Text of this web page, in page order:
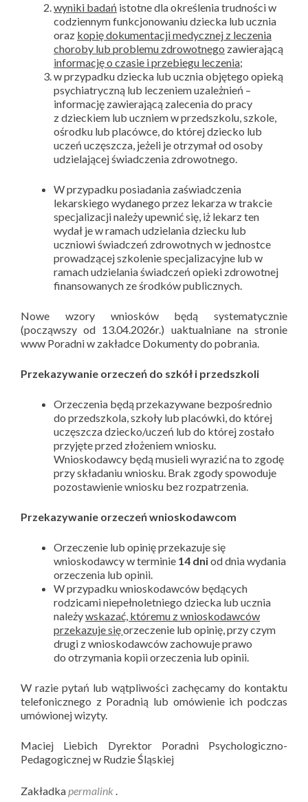
wyniki badań istotne dla określenia trudności w
codziennym funkcjonowaniu dziecka lub ucznia
oraz kopię dokumentacji medycznej z leczenia
choroby lub problemu zdrowotnego zawierającą
informację o czasie i przebiegu leczenia;
w przypadku dziecka lub ucznia objętego opieką
psychiatryczną lub leczeniem uzależnień –
informację zawierającą zalecenia do pracy
z dzieckiem lub uczniem w przedszkolu, szkole,
ośrodku lub placówce, do której dziecko lub
uczeń uczęszcza, jeżeli je otrzymał od osoby
udzielającej świadczenia zdrowotnego.
W przypadku posiadania zaświadczenia
lekarskiego wydanego przez lekarza w trakcie
specjalizacji należy upewnić się, iż lekarz ten
wydał je w ramach udzielania dziecku lub
uczniowi świadczeń zdrowotnych w jednostce
prowadzącej szkolenie specjalizacyjne lub w
ramach udzielania świadczeń opieki zdrowotnej
finansowanych ze środków publicznych.
Nowe wzory wniosków będą systematycznie
(począwszy od 13.04.2026r.) uaktualniane na stronie
www Poradni w zakładce Dokumenty do pobrania.
Przekazywanie orzeczeń do szkół i przedszkoli
Orzeczenia będą przekazywane bezpośrednio
do przedszkola, szkoły lub placówki, do której
uczęszcza dziecko/uczeń lub do której zostało
przyjęte przed złożeniem wniosku.
Wnioskodawcy będą musieli wyrazić na to zgodę
przy składaniu wniosku. Brak zgody spowoduje
pozostawienie wniosku bez rozpatrzenia.
Przekazywanie orzeczeń wnioskodawcom
Orzeczenie lub opinię przekazuje się
wnioskodawcy w terminie 14 dniod dnia wydania
orzeczenia lub opinii.
W przypadku wnioskodawców będących
rodzicami niepełnoletniego dziecka lub ucznia
należywskazać, któremu z wnioskodawców
przekazuje sięorzeczenie lub opinię, przy czym
drugi z wnioskodawców zachowuje prawo
do otrzymania kopii orzeczenia lub opinii.
W razie pytań lub wątpliwości zachęcamy do kontaktu
telefonicznego z Poradnią lub omówienie ich podczas
umówionej wizyty.
Maciej Liebich Dyrektor Poradni Psychologiczno-
Pedagogicznej w Rudzie Śląskiej
Zakładkapermalink .